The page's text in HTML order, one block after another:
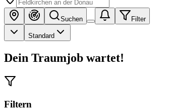
Suchen Filter
Standard
Dein Traumjob wartet!
Filtern